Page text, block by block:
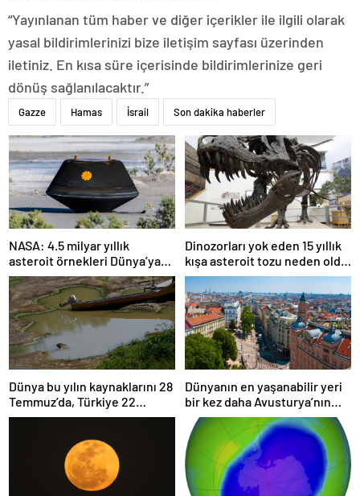
“Yayınlanan tüm haber ve diğer içerikler ile ilgili olarak
yasal bildirimlerinizi bize iletişim sayfası üzerinden
iletiniz. En kısa süre içerisinde bildirimlerinize geri
dönüş sağlanılacaktır.”
Gazze Hamas İsrail Son dakika haberler
NASA: 4.5 milyar yıllık
asteroit örnekleri Dünya’ya
getirildi; yaşamın
başlangıcına ışık tutabilir
Dinozorları yok eden 15 yıllık
kışa asteroit tozu neden oldu
| Araştırma
Dünya bu yılın kaynaklarını 28
Temmuz’da, Türkiye 22
Haziran’da tüketti
Dünyanın en yaşanabilir yeri
bir kez daha Avusturya’nın
başkenti Viyana oldu